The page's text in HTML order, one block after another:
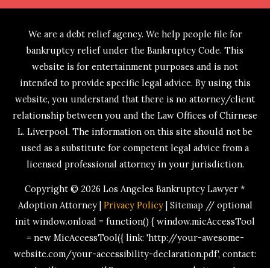
We are a debt relief agency. We help people file for
bankruptcy relief under the Bankruptcy Code. This
website is for entertainment purposes and is not
intended to provide specific legal advice. By using this
website, you understand that there is no attorney/client
relationship between you and the Law Offices of Chirnese
L. Liverpool. The information on this site should not be
used as a substitute for competent legal advice from a
licensed professional attorney in your jurisdiction.
Copyright © 2026 Los Angeles Bankruptcy Lawyer *
Adoption Attorney| Privacy Policy| Sitemap// optional
init window.onload = function() { window.micAccessTool
= new MicAccessTool({ link: 'http://your-awesome-
website.com/your-accessibility-declaration.pdf', contact: